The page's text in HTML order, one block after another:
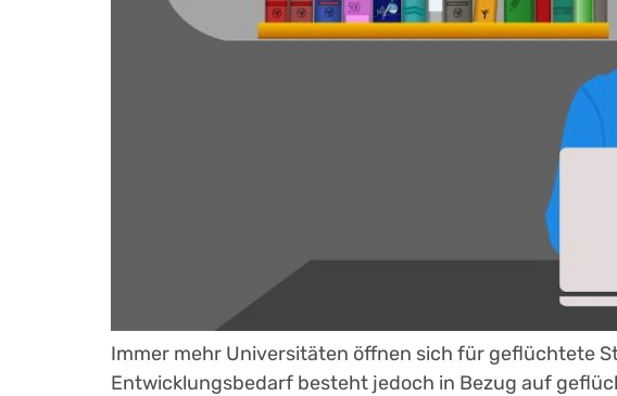
Immer mehr Universitäten öffnen sich für geflüchtete
Entwicklungsbedarf besteht jedoch in Bezug auf